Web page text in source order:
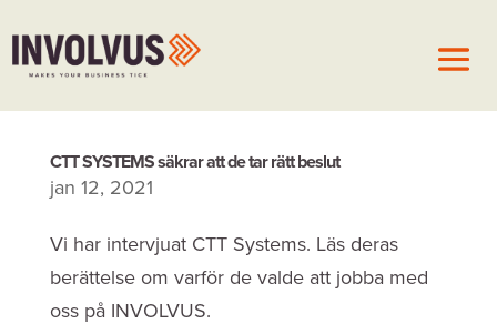
CTT SYSTEMS säkrar att de tar rätt beslut
jan 12, 2021
Vi har intervjuat CTT Systems. Läs deras
berättelse om varför de valde att jobba med
oss på INVOLVUS.